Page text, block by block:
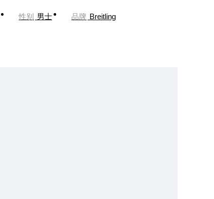
性别 男士 品牌 Breitling